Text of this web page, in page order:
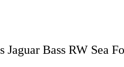
Jaguar Bass RW Sea